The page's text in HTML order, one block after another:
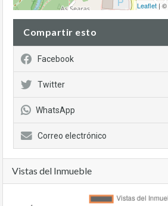
Leaflet | ©
Compartir esto
Facebook
Twitter
WhatsApp
Correo electrónico
Vistas del Inmueble